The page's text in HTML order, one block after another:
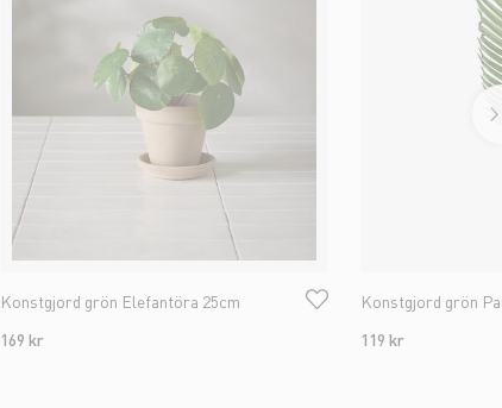
Konstgjord grön Elefantöra 25cm
169 kr
Konstgjord grön
119 kr